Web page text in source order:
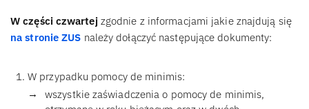
W części czwartejzgodnie z informacjami jakie znajdują się
na stronie ZUS należy dołączyć następujące dokumenty:
W przypadku pomocy de minimis:
wszystkie zaświadczenia o pomocy de minimis,